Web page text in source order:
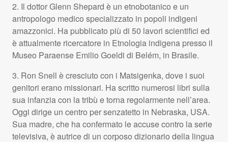
2. Il dottor Glenn Shepard è un etnobotanico e un
antropologo medico specializzato in popoli indigeni
amazzonici. Ha pubblicato più di 50 lavori scientifici ed
è attualmente ricercatore in Etnologia indigena presso il
Museo Paraense Emilio Goeldi di Belém, in Brasile.
3. Ron Snell è cresciuto con i Matsigenka, dove i suoi
genitori erano missionari. Ha scritto numerosi libri sulla
sua infanzia con la tribù e torna regolarmente nell’area.
Oggi dirige un centro per senzatetto in Nebraska, USA.
Sua madre, che ha confermato le accuse contro la serie
televisiva, è autrice di un corposo dizionario della lingua